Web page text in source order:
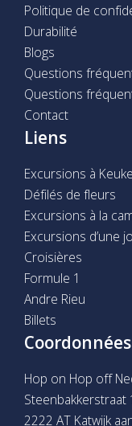
Politique de
Durabilité
Blogs
Questions
Questions
Contact
Liens
Excursions à
Défilés de fleurs
Excursions à la
Excursions d’une
Croisières
Formule 1
Andre Rieu
Billets
Coordonnées
Hop on Hop off
Steenbakkerstraat
2222 AT Katwijk